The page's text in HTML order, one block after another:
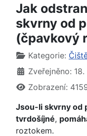
Jak
skvrny od
(čpavkový
Základní údaje
Kategorie:
Zveřejněno:
Zobrazení:
Jsou-li skvrny od
tvrdošíjné,
roztokem.